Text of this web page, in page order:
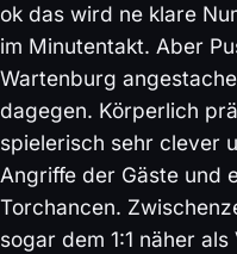
ok das wird ne klare
im Minutentakt. Aber
Wartenburg
dagegen. Körperlich
spielerisch sehr clever
Angriffe der Gäste und
Torchancen.
sogar dem 1:1 näher